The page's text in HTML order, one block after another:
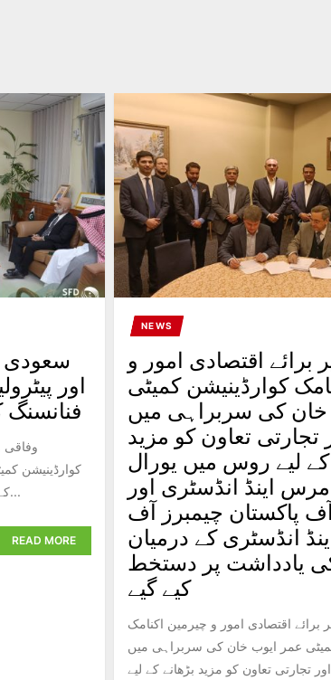
سعودی
اور
وفاقی
کوارڈینیشن
کے سی۔ ای۔ او سلطان المرشد اور پاکستان...
READ MORE
NEWS
برائے اقتصادی امور و
کوارڈینیشن کمیٹی
کی سربراہی میں
تجارتی تعاون کو مزید
کے لیے روس میں یورال
اینڈ انڈسٹری اور
پاکستان چیمبرز آف
انڈسٹری کے درمیان
یادداشت پر دستخط
کیے گیے
برائے اقتصادی امور و چیرمین اکنامک
عمر ایوب خان کی سربراہی میں